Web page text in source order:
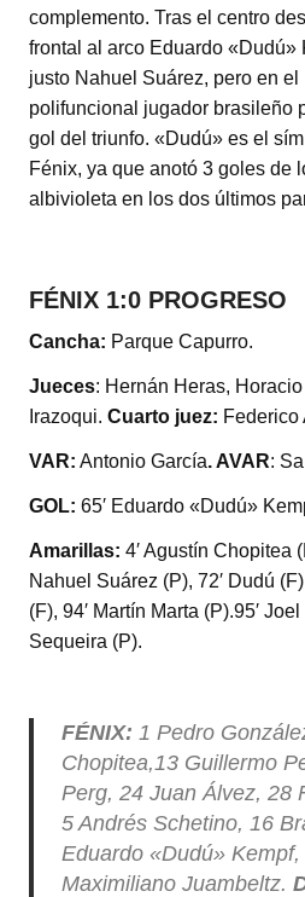
complemento. Tras el centro
frontal al arco Eduardo «Dudú»
justo Nahuel Suárez, pero en el
polifuncional jugador brasileño
gol del triunfo. «Dudú» es el
Fénix, ya que anotó 3 goles de
albivioleta en los dos últimos
FÉNIX 1:0 PROGRESO
Cancha: Parque Capurro.
Jueces: Hernán Heras,
Irazoqui. Cuarto juez: Federico
VAR: Antonio García. AVAR:
GOL: 65′ Eduardo «Dudú»
Amarillas: 4′ Agustín Chopitea
Nahuel Suárez (P), 72′ Dudú
(F), 94′ Martín Marta (P).95′
Sequeira (P).
FÉNIX: 1 Pedro
Chopitea,13 Guillermo
Perg, 24 Juan Álvez, 28
5 Andrés Schetino, 16
Eduardo «Dudú»
Maximiliano Juambeltz.